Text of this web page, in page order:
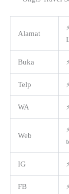
Alamat
Buka
Telp
WA
Web
IG
FB